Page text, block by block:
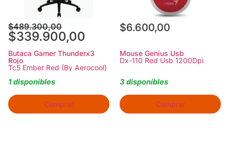
$489.300,00
$339.900,00
Butaca Gamer Thunderx3
Rojo
Tc5 Ember Red (By Aerocool)
1 disponibles
Comprar
$6.600,00
Mouse Genius Usb
Dx-110 Red Usb 1200Dpi
3 disponibles
Comprar